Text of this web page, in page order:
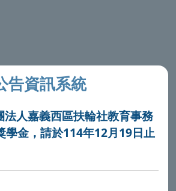
告資訊系統
法人嘉義西區扶輪社教育事務
學金，請於114年12月19日止